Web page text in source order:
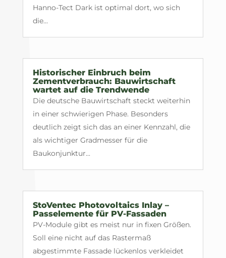
Hanno-Tect Dark ist optimal dort, wo sich
die...
Historischer Einbruch beim
Zementverbrauch: Bauwirtschaft
wartet auf die Trendwende
Die deutsche Bauwirtschaft steckt weiterhin
in einer schwierigen Phase. Besonders
deutlich zeigt sich das an einer Kennzahl, die
als wichtiger Gradmesser für die
Baukonjunktur...
StoVentec Photovoltaics Inlay –
Passelemente für PV-Fassaden
PV-Module gibt es meist nur in fixen Größen.
Soll eine nicht auf das Rastermaß
abgestimmte Fassade lückenlos verkleidet